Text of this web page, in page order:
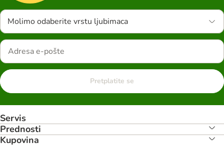
Molimo odaberite vrstu ljubimaca
Pretplatite se
Servis
Prednosti
Kupovina